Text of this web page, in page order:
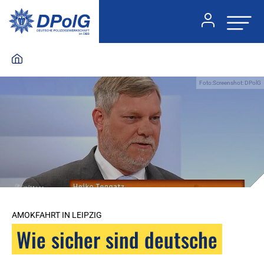
Foto:Screenshot: DPolG
AMOKFAHRT IN LEIPZIG
Wie sicher sind deutsche